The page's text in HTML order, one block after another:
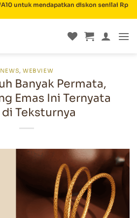
untuk mendapatkan diskon senilai Rp
NEWS,WEBVIEW
Banyak Permata,
Emas Ini Ternyata
Teksturnya